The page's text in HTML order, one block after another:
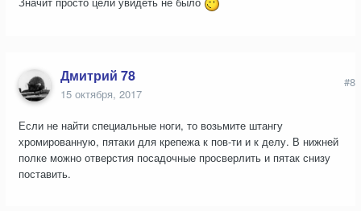
Дмитрий 78
15 октября, 2017
#8
Если не найти специальные ноги, то возьмите штангу
хромированную, пятаки для крепежа к пов-ти и к делу. В нижней
полке можно отверстия посадочные просверлить и пятак снизу
поставить.